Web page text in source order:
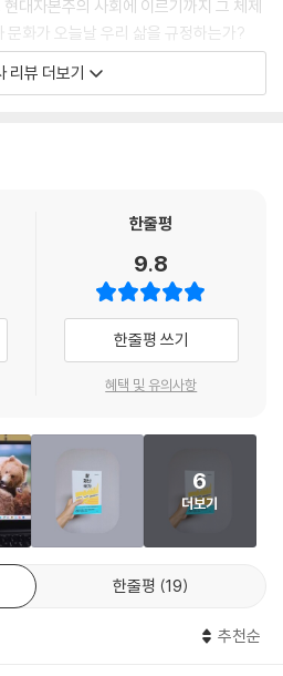
정의를 외치는 사람이 뒤로는 학벌과 직
질문은 꼬리에 꼬리를 문다. 이 책이 모
다. 하지만 건드릴 것이다, 때로는 다소 도
쪼개어 위계 구조를 만드는 동시에 세대
아시아 마을 공동체의 수직-수평 기술 튜
서 연공제를 매개로 재탄생하게 된다.
부모의 역할을, 선배는 이웃 어른들과 같
배 사촌들 및 동네 친구들과 다름없었다.
밀하게 엮인 공식·비공식 네트워크 안에
, 동아시아 마을 공동체의 협력 기제인
.
주어진 환경, 벼농사 경작의 주체와 제
화적) 상호작용을 거치며 동아시아의 초
하필이면 동아시아인들은 쌀을 먹게 되
아시아의 국가는 다른 지역에서 발견할
그토록 일찍부터 만들 수밖에 없었는
대자본주의 사회에 이르기까지 그 체제
문화가 오늘날 우리 삶을 규정하는가?
벼농사 체제의 긍정적·부정적 유산들을
긍정적 유산들이라면, 나이에 따른 연
)을 통한 선발 및 신분 유지와 숙련의 무
체제의 부정적 유산들이다.
에서 만들어진 벼농사 체제의 유산들은 산
장과 회사로 이식되어 급속한 경제 발전
세계적 성공을 이끄는가 하면, 코로나
적이고 효율적으로 대처하는 사회적 조
한 동아시아 국가들을 글로벌 모범국가
효율적으로, 기민하게 대처하는 국가는,
이다. 이러한 벼농사 체제의 유산들은 수
현대자본주의하의 ‘동아시아적’ 혹은 ‘한
은 강화하고 있지만, 벼농사 체제의 강고
위기에 처해 있고 또 어떤 것들은 이미
리뷰 더보기
한줄평
9.8
한줄평 쓰기
혜택 및 유의사항
6
더보기
한줄평 19
추천순